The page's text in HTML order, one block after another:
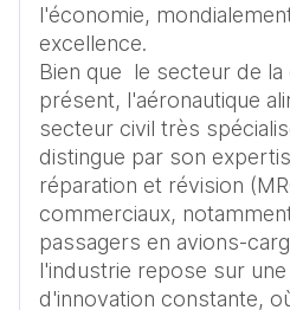
l'économie,
excellence.
Bien que  le secteur de
présent, l'aéronautique
secteur civil très
distingue par son
réparation et révision
commerciaux,
passagers en avions-
l'industrie repose sur
d'innovation constante,